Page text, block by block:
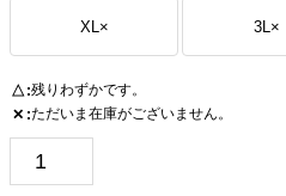
XL× 3L×
△ 残りわずかです。
✕ ただいま在庫がございません。